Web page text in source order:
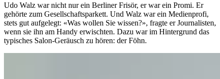
Udo Walz war nicht nur ein Berliner Frisör, er war ein Promi. Er
gehörte zum Gesellschaftsparkett. Und Walz war ein Medienprofi,
stets gut aufgelegt: «Was wollen Sie wissen?», fragte er Journalisten,
wenn sie ihn am Handy erwischten. Dazu war im Hintergrund das
typisches Salon-Geräusch zu hören: der Föhn.